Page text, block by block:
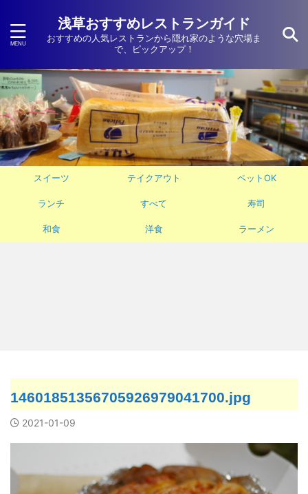
浅草おすすめレストランガイド
おすすめの人気レストランから隠れ家のような穴場ま
で、ピックアップ！
スイーツ テイクアウト ペットOK
ランチ すべて 寿司
和食 洋食 ラーメン
14601851356705926979041700.jpg
2021-01-09